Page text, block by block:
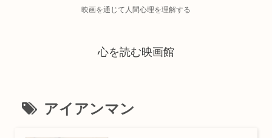
映画を通じて人間心理を理解する
心を読む映画館
アイアンマン